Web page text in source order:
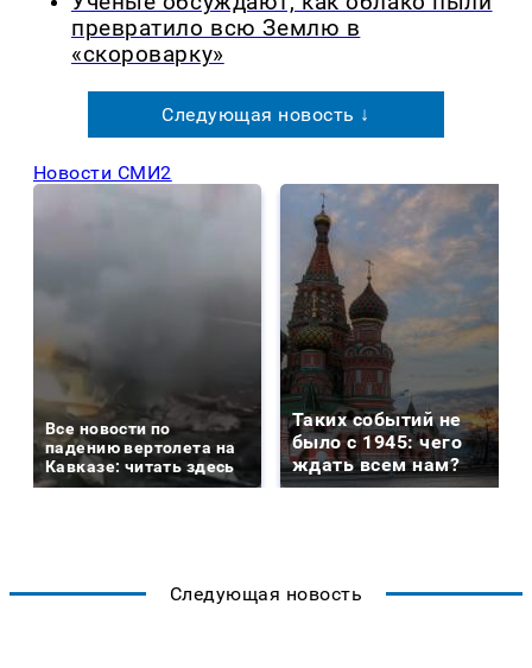
превратило всю Землю в
«скороварку»
Следующая новость ↓
Новости СМИ2
Все новости по
падению вертолета на
Кавказе: читать здесь
Таких событий не
было с 1945: чего
ждать всем нам?
Следующая новость